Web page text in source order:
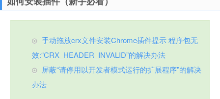
手动拖放crx文件安装Chrome插件提示 程序包无
效:“CRX_HEADER_INVALID”的解决办法
屏蔽“请停用以开发者模式运行的扩展程序”的解决
办法